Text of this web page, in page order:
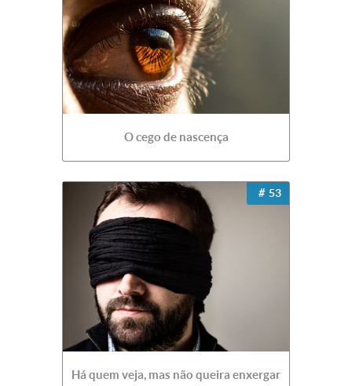
O cego de nascença
53
Há quem veja, mas não queira enxergar